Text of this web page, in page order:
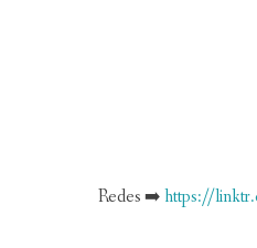
Redes ➡️https://